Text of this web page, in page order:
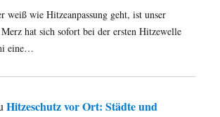
weiß wie Hitzeanpassung geht, ist unser
hat sich sofort bei der ersten Hitzewelle
eine…
Hitzeschutz vor Ort: Städte und